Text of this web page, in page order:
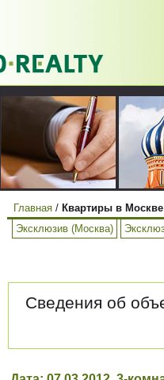
Главная / Квартиры в
Эксклюзив (Москва)
Сведения об